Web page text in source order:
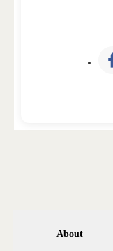
About